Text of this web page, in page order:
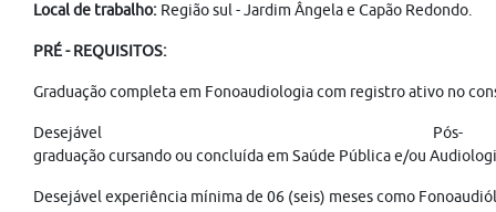
Local de trabalho: Região sul - Jardim Ângela e Capão Redondo.
PRÉ - REQUISITOS:
Graduação completa em Fonoaudiologia com registro ativo no
Desejável Pós-
graduação cursando ou concluída em Saúde Pública e/ou
Desejável experiência mínima de 06 (seis) meses como